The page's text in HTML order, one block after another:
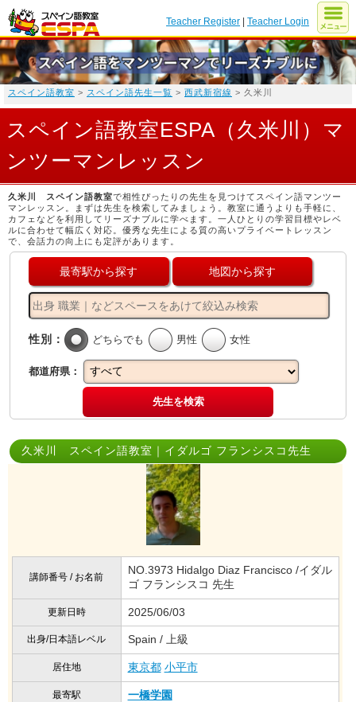
Teacher Register |Teacher Login
スペイン語教室 > スペイン語先生一覧 > 西武新宿線 > 久米川
スペイン語教室ESPA（久米川）マ
ンツーマンレッスン
久米川 スペイン語教室で相性ぴったりの先生を見つけてスペイン語マンツー
マンレッスン。まずは先生を検索してみましょう。教室に通うよりも手軽に、
カフェなどを利用してリーズナブルに学べます。一人ひとりの学習目標やレベ
ルに合わせて幅広く対応。優秀な先生による質の高いプライベートレッスン
で、会話力の向上にも定評があります。
最寄駅から探す 地図から探す
性別： どちらでも 男性 女性
都道府県：
先生を検索
久米川 スペイン語教室｜イダルゴ フランシスコ先生
講師番号 / お名前
NO.3973 Hidalgo Diaz Francisco /イダル
ゴ フランシスコ 先生
更新日時 2025/06/03
出身/日本語レベル Spain / 上級
居住地 東京都 小平市
最寄駅 一橋学園